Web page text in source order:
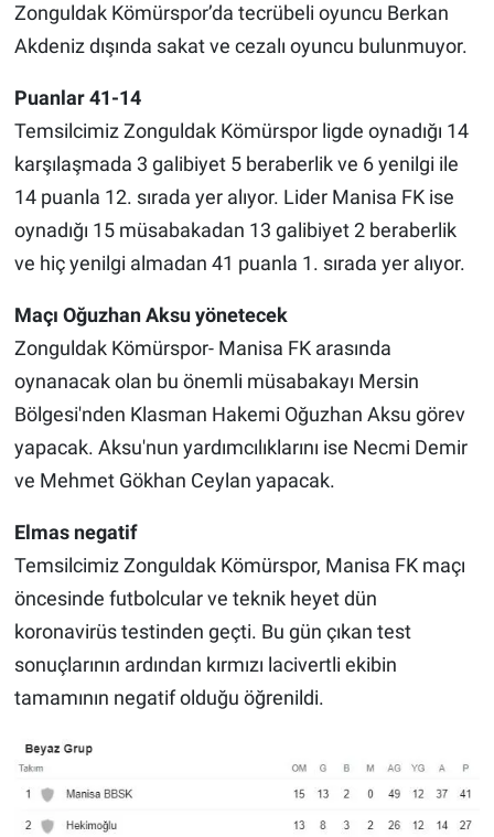
Zonguldak Kömürspor’da tecrübeli oyuncu Berkan
Akdeniz dışında sakat ve cezalı oyuncu bulunmuyor.
Puanlar 41-14
Temsilcimiz Zonguldak Kömürspor ligde oynadığı 14
karşılaşmada 3 galibiyet 5 beraberlik ve 6 yenilgi ile
14 puanla 12. sırada yer alıyor. Lider Manisa FK ise
oynadığı 15 müsabakadan 13 galibiyet 2 beraberlik
ve hiç yenilgi almadan 41 puanla 1. sırada yer alıyor.
Maçı Oğuzhan Aksu yönetecek
Zonguldak Kömürspor- Manisa FK arasında
oynanacak olan bu önemli müsabakayı Mersin
Bölgesi'nden Klasman Hakemi Oğuzhan Aksu görev
yapacak. Aksu'nun yardımcılıklarını ise Necmi Demir
ve Mehmet Gökhan Ceylan yapacak.
Elmas negatif
Temsilcimiz Zonguldak Kömürspor, Manisa FK maçı
öncesinde futbolcular ve teknik heyet dün
koronavirüs testinden geçti. Bu gün çıkan test
sonuçlarının ardından kırmızı lacivertli ekibin
tamamının negatif olduğu öğrenildi.